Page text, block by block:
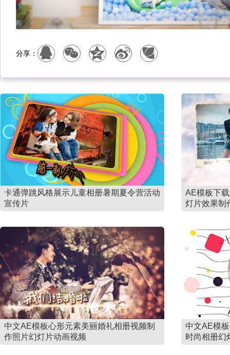
分享：
卡通弹跳风格展示儿童相册暑期夏令营活动
宣传片
AE模板下
灯片效果制
中文AE模板心形元素美丽婚礼相册视频制
作照片幻灯片动画视频
中文AE模
时尚相册幻